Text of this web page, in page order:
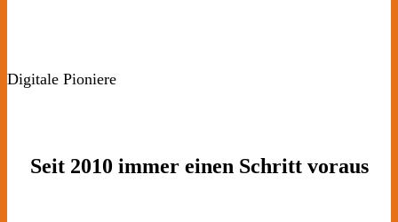
Digitale Pioniere
Seit 2010 immer einen Schritt voraus